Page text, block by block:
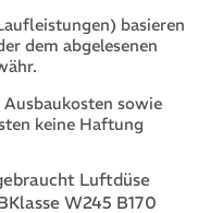
basieren
dem abgelesenen
sowie
keine Haftung
Luftdüse
W245 B170